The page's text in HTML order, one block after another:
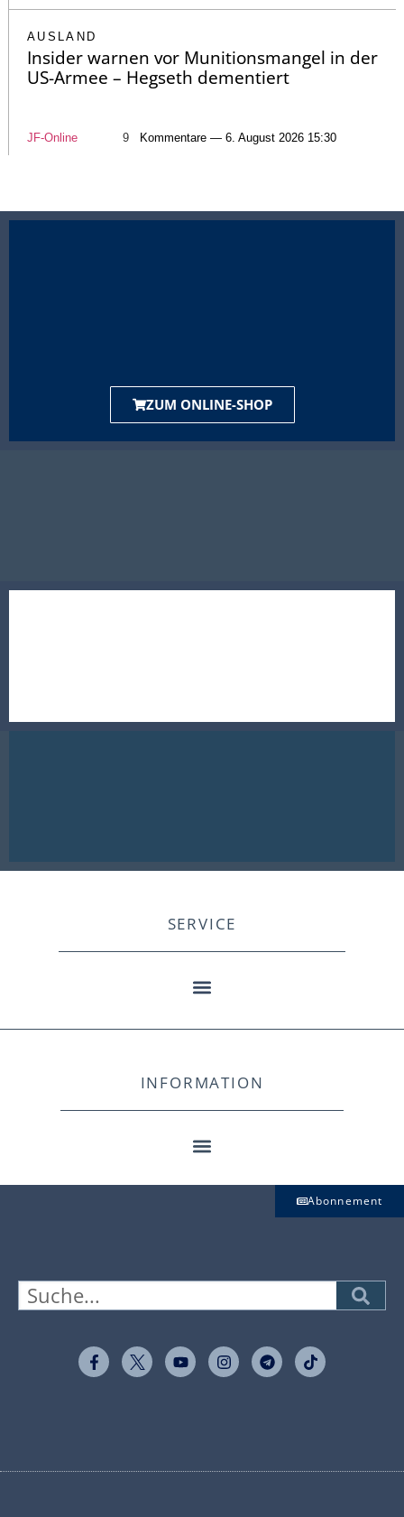
AUSLAND
Insider warnen vor Munitionsmangel in der
US-Armee – Hegseth dementiert
JF-Online 9 Kommentare — 6. August 2026 15:30
ZUM ONLINE-SHOP
SERVICE
INFORMATION
Abonnement